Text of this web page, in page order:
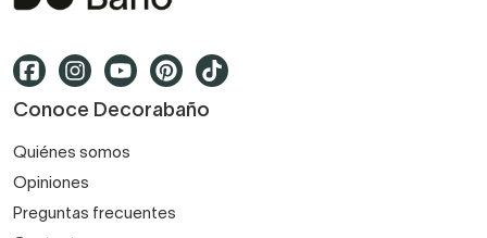
Conoce Decorabaño
Quiénes somos
Opiniones
Preguntas frecuentes